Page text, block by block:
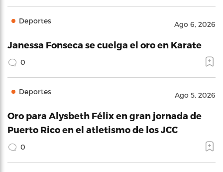
Deportes Ago 6, 2026
Janessa Fonseca se cuelga el oro en Karate
0
Deportes Ago 5, 2026
Oro para Alysbeth Félix en gran jornada de
Puerto Rico en el atletismo de los JCC
0